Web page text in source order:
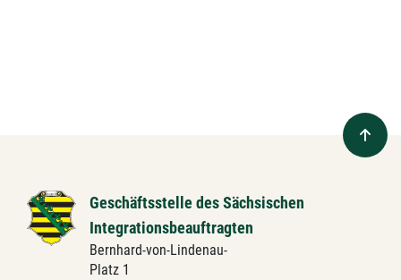
Geschäftsstelle des Sächsischen
Integrationsbeauftragten
Bernhard-von-Lindenau-
Platz 1